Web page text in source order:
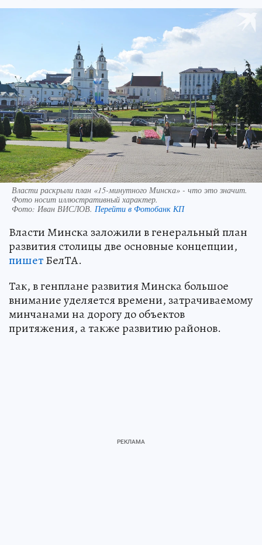
Власти раскрыли план «15-минутного Минска» - что это значит.
Фото носит иллюстративный характер.
Фото: Иван ВИСЛОВ. Перейти в Фотобанк КП
Власти Минска заложили в генеральный план
развития столицы две основные концепции,
пишетБелТА.
Так, в генплане развития Минска большое
внимание уделяется времени, затрачиваемому
минчанами на дорогу до объектов
притяжения, а также развитию районов.